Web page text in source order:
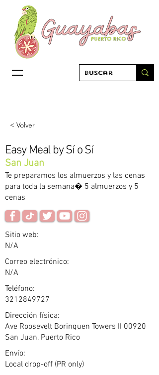
< Volver
Easy Meal by Sí o Sí
San Juan
Te preparamos los almuerzos y las cenas
para toda la semana� 5 almuerzos y 5
cenas
Sitio web:
N/A
Correo electrónico:
N/A
Teléfono:
3212849727
Dirección física:
Ave Roosevelt Borinquen Towers II 00920
San Juan, Puerto Rico
Envío:
Local drop-off (PR only)